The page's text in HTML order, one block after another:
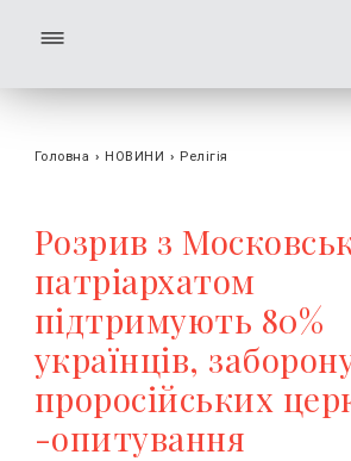
Головна › НОВИНИ › Релігія
Розрив з
патріархатом
підтримують 80%
українців,
проросійських
-опитування